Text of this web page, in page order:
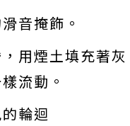
音掩飾。
用煙土填充著灰
流動。
輪迴